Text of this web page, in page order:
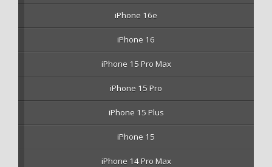
iPhone 16e
iPhone 16
iPhone 15 Pro Max
iPhone 15 Pro
iPhone 15 Plus
iPhone 15
iPhone 14 Pro Max